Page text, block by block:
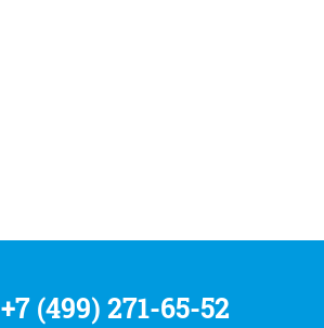
+7 (499) 271-65-52